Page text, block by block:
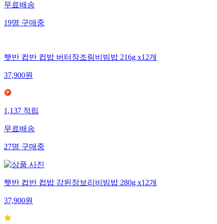
무료배송
19명 구매중
햇반 컵반 컵밥 버터장조림비빔밥 216g x12개
37,900원
1,137적립
무료배송
27명구매중
햇반 컵반 컵밥 강된장보리비빔밥 280g x12개
37,900원